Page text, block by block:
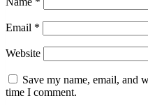
Email *
Website
Save my name, email, and
time I comment.